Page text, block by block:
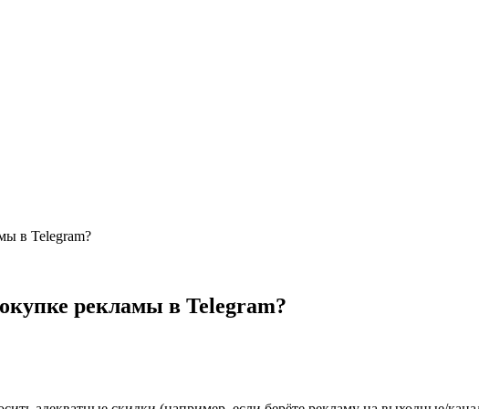
в Telegram?
рекламы в Telegram?